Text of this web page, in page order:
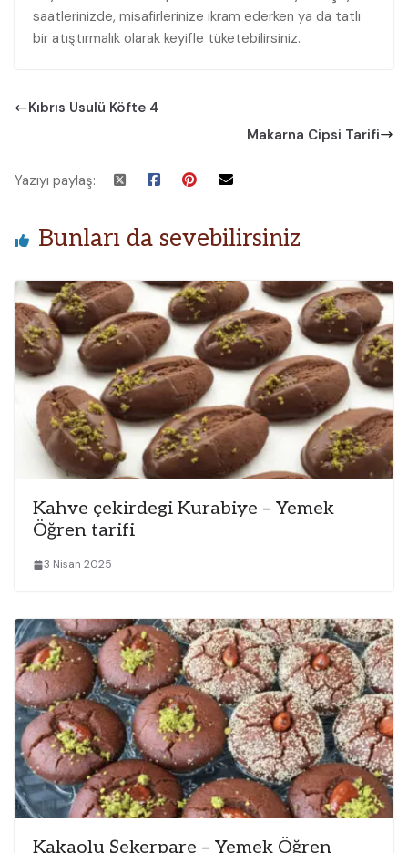
saatlerinizde, misafirlerinize ikram ederken ya da tatlı
bir atıştırmalık olarak keyifle tüketebilirsiniz.
Kıbrıs Usulü Köfte 4
Makarna Cipsi Tarifi
Yazıyı paylaş:
Bunları da sevebilirsiniz
Kahve çekirdegi Kurabiye – Yemek
Öğren tarifi
3 Nisan 2025
Kakaolu Şekerpare – Yemek Öğren